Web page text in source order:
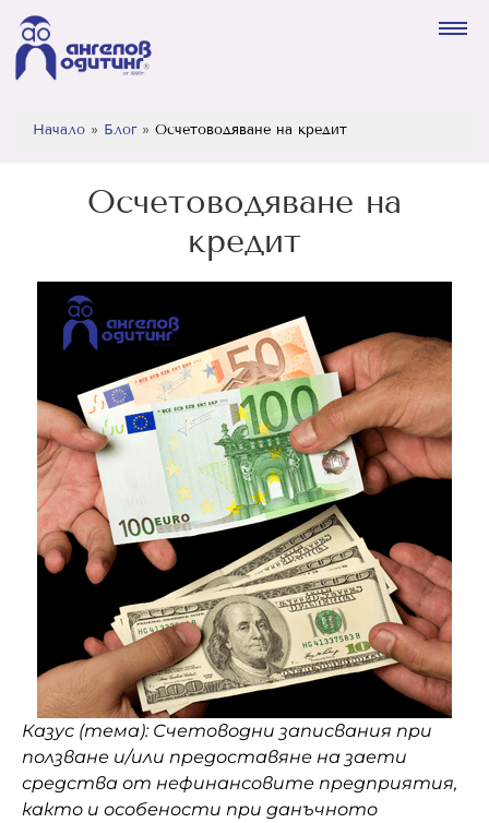
Начало » Блог» Осчетоводяване на кредит
Осчетоводяване на
кредит
Казус (тема):Счетоводни записвания при
ползване и/или предоставяне на заети
средства от нефинансовите предприятия,
както и особености при данъчното